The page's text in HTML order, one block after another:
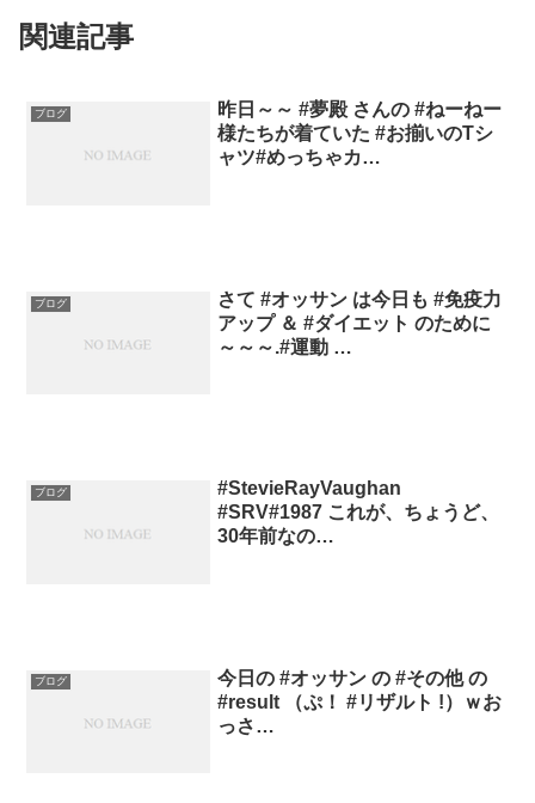
関連記事
ブログ
昨日～～ #夢殿 さんの #ねーねー
様たちが着ていた #お揃いのTシ
ャツ#めっちゃカ…
ブログ
さて #オッサン は今日も #免疫力
アップ ＆ #ダイエット のために
～～～.#運動 …
ブログ
#StevieRayVaughan
#SRV#1987 これが、ちょうど、
30年前なの…
ブログ
今日の #オッサン の #その他 の
#result （ぷ！ #リザルト !）ｗお
っさ…